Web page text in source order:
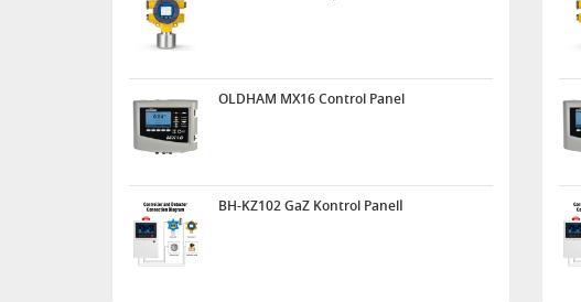
OLDHAM MX16 Control Panel
BH-KZ102 GaZ Kontrol Panelİ